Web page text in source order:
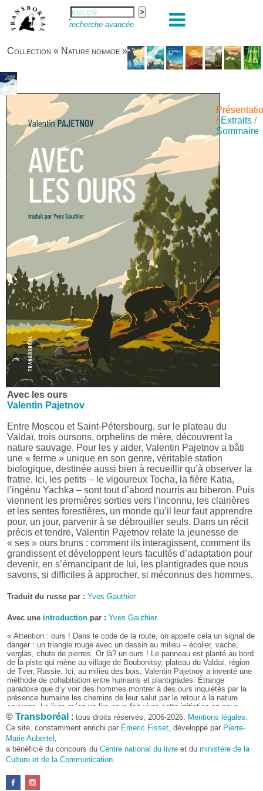
recherche avancée
Collection « Nature nomade »
/ Extraits /
Sommaire
Avec les ours
Valentin Pajetnov
Entre Moscou et Saint-Pétersbourg, sur le plateau du
Valdaï, trois oursons, orphelins de mère, découvrent la
nature sauvage. Pour les y aider, Valentin Pajetnov a bâti
une « ferme » unique en son genre, véritable station
biologique, destinée aussi bien à recueillir qu’à observer la
fratrie. Ici, les petits – le vigoureux Tocha, la fière Katia,
l’ingénu Yachka – sont tout d’abord nourris au biberon. Puis
viennent les premières sorties vers l’inconnu, les clairières
et les sentes forestières, un monde qu’il leur faut apprendre
pour, un jour, parvenir à se débrouiller seuls. Dans un récit
précis et tendre, Valentin Pajetnov relate la jeunesse de
« ses » ours bruns : comment ils interagissent, comment ils
grandissent et développent leurs facultés d’adaptation pour
devenir, en s’émancipant de lui, les plantigrades que nous
savons, si difficiles à approcher, si méconnus des hommes.
Traduit du russe par : Yves Gauthier
Avec une introduction par : Yves Gauthier
« Attention : ours ! Dans le code de la route, on appelle cela un signal de
danger : un triangle rouge avec un dessin au milieu – écolier, vache,
verglas, chute de pierres. Or là? un ours ! Le panneau est planté au bord
de la piste qui mène au village de Boubonitsy, plateau du Valdaï, région
de Tver, Russie. Ici, au milieu des bois, Valentin Pajetnov a inventé une
méthode de cohabitation entre humains et plantigrades. Étrange
paradoxe que d’y voir des hommes montrer à des ours inquiétés par la
présence humaine les chemins de leur salut par le retour à la nature
sauvage. Le livre qu’on va lire nous fait vivre cette initiation en nous
promenant par ces chemins-là.
Homme des bois et grand biologiste, tel est Valentin Pajetnov (1936-
2021). Il sort d’une enfance buissonnière par la mauvaise route en
fréquentant la gent voyoute ; mais la nostalgie de la forêt le remet sur la
bonne voie : pourquoi brigander quand “la nature est là qui t’invite et qui
t’aime” ? Cette citation de Lamartine n’est pas saugrenue ici, car le
qui se départit du “mauvais”. Pour toujours.
Avec son âme de Jack London, il répond à l’appel de la forêt et s’établit
© Transboréal : tous droits réservés, 2006-2026. Mentions légales.
Ce site, constamment enrichi par Émeric Fisset, développé par Pierre-
Marie Aubertel ,
a bénéficié du concours du Centre national du livre et du ministère de la
Culture et de la Communication.